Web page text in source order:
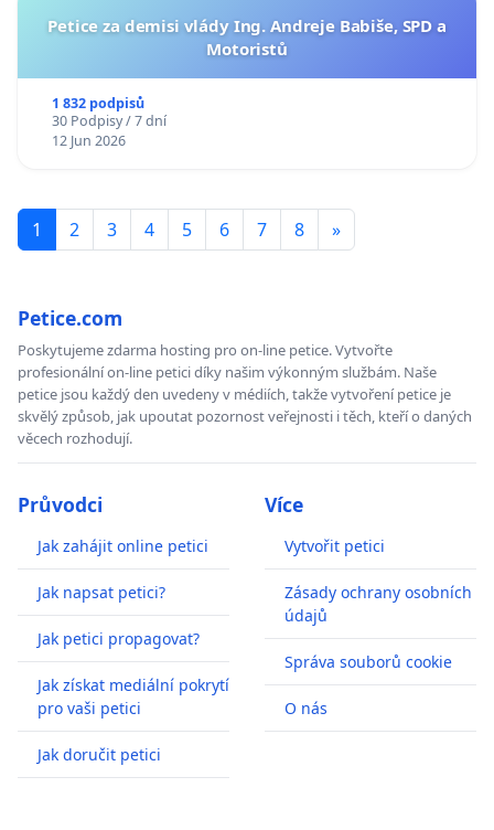
Petice za demisi vlády Ing. Andreje Babiše, SPD a
Motoristů
1 832 podpisů
30 Podpisy / 7 dní
12 Jun 2026
1 2 3 4 5 6 7 8 »
Petice.com
Poskytujeme zdarma hosting pro on-line petice. Vytvořte
profesionální on-line petici díky našim výkonným službám. Naše
petice jsou každý den uvedeny v médiích, takže vytvoření petice je
skvělý způsob, jak upoutat pozornost veřejnosti i těch, kteří o daných
věcech rozhodují.
Průvodci
Jak zahájit online petici
Jak napsat petici?
Jak petici propagovat?
Jak získat mediální pokrytí
pro vaši petici
Jak doručit petici
Více
Vytvořit petici
Zásady ochrany osobních
údajů
Správa souborů cookie
O nás